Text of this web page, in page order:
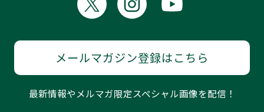
メールマガジン登録はこちら
最新情報やメルマガ限定スペシャル画像を配信！